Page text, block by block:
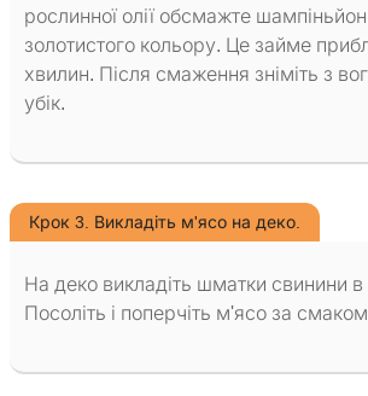
рослинної олії обсмажте
золотистого кольору. Це займе
хвилин. Після смаження зніміть з
убік.
Крок 3. Викладіть м'ясо на деко.
На деко викладіть шматки свинини
Посоліть і поперчіть м'ясо за